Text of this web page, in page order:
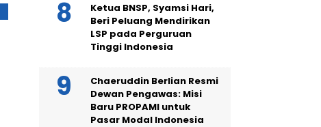
Ketua BNSP, Syamsi Hari,
Beri Peluang Mendirikan
LSP pada Perguruan
Tinggi Indonesia
Chaeruddin Berlian Resmi
Dewan Pengawas: Misi
Baru PROPAMI untuk
Pasar Modal Indonesia